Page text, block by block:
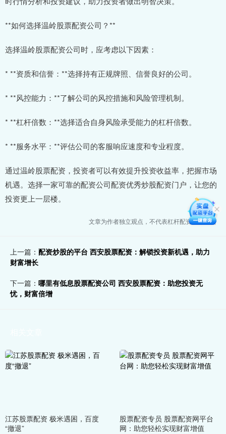
**如何选择温岭股票配资公司？**
选择温岭股票配资公司时，应考虑以下因素：
* **资质和信誉：**选择持有正规牌照、信誉良好的公司。
* **风控能力：**了解公司的风控措施和风险管理机制。
* **杠杆倍数：**选择适合自身风险承受能力的杠杆倍数。
* **服务水平：**评估公司的客服响应速度和专业程度。
通过温岭股票配资，投资者可以有效提升投资收益率，把握市场
机遇。选择一家可靠的配资公司配资优秀炒股配资门户，让您的
投资更上一层楼。
文章为作者独立观点，不代表杠杆配资平台观点
上一篇： 配资炒股的平台 西安股票配资：解锁投资新机遇，助力
财富增长
下一篇： 哪里有低息股票配资公司 西安股票配资：助您投资无
忧，财富倍增
江苏股票配资 极米遇困，百度
“撤退”
股票配资专员 股票配资网平台
网：助您轻松实现财富增值